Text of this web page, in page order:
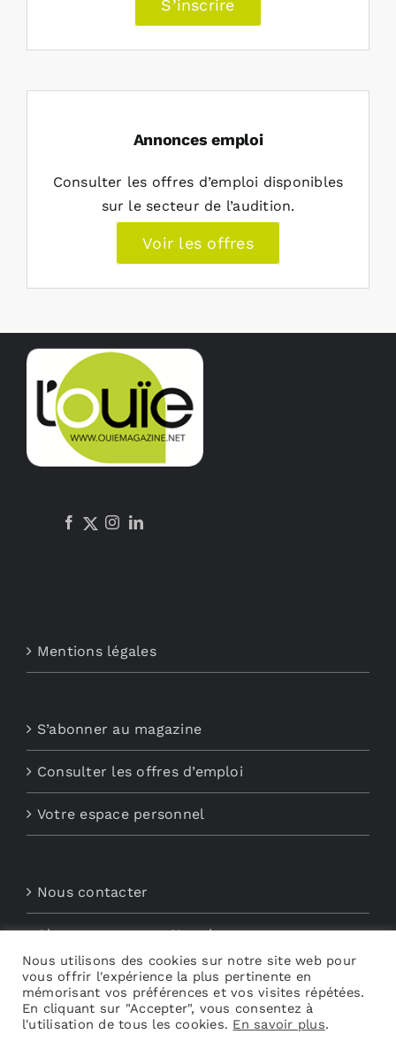
S’inscrire
Annonces emploi
Consulter les offres d’emploi disponibles
sur le secteur de l’audition.
Voir les offres
Mentions légales
S’abonner au magazine
Consulter les offres d’emploi
Votre espace personnel
Nous contacter
Abonnements aux Newsletters
Découvrez My Audio
Nous utilisons des cookies sur notre site web pour
vous offrir l'expérience la plus pertinente en
mémorisant vos préférences et vos visites répétées.
En cliquant sur "Accepter", vous consentez à
l'utilisation de tous les cookies. En savoir plus.